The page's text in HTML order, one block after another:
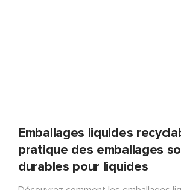
Emballages liquides
pratique des emballages
durables pour liquides